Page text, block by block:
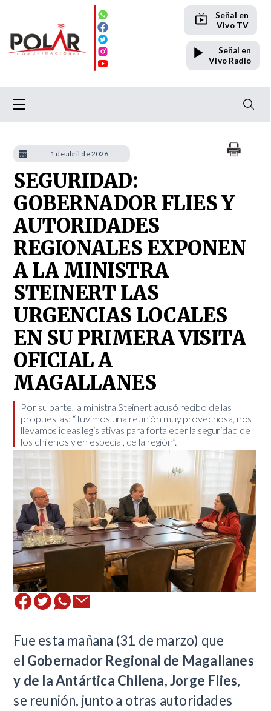
Señal en
Vivo TV
Señal en
Vivo Radio
SEGURIDAD:
GOBERNADOR FLIES Y
AUTORIDADES
REGIONALES EXPONEN
A LA MINISTRA
STEINERT LAS
URGENCIAS LOCALES
EN SU PRIMERA VISITA
OFICIAL A
MAGALLANES
Por su parte, la ministra Steinert acusó recibo de las
propuestas: “Tuvimos una reunión muy provechosa, nos
llevamos ideas legislativas para fortalecer la seguridad de
los chilenos y en especial, de la región”.
Fue esta mañana (31 de marzo) que
el Gobernador Regional de Magallanes
y de la Antártica Chilena, Jorge Flies,
se reunión, junto a otras autoridades
1 de abril de 2026